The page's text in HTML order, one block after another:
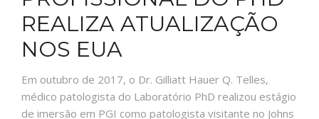
REALIZA ATUALIZAÇÃO
NOS EUA
Em outubro de 2017, o Dr. Gilliatt Hauer Q. Telles,
médico patologista do Laboratório PhD realizou estágio
de imersão em PGI como patologista visitante no Johns